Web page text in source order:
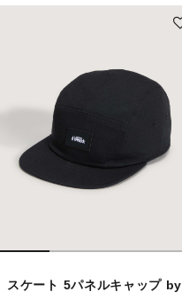
スケート 5パネルキャップ by